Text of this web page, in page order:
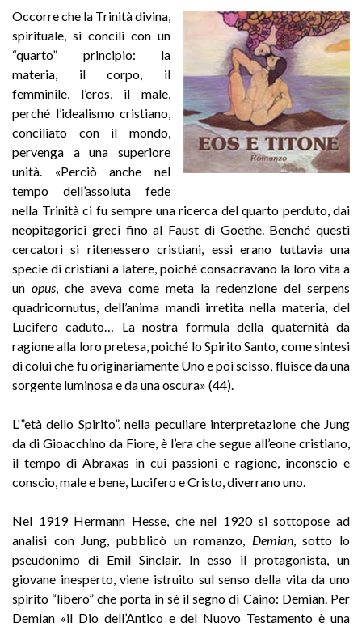
Occorre che la Trinità divina,
spirituale, si concili con un
“quarto” principio: la
materia, il corpo, il
femminile, l’eros, il male,
perché l’idealismo cristiano,
conciliato con il mondo,
pervenga a una superiore
unità. «Perciò anche nel
tempo dell’assoluta fede
nella Trinità ci fu sempre una ricerca del quarto perduto, dai
neopitagorici greci fino al Faust di Goethe. Benché questi
cercatori si ritenessero cristiani, essi erano tuttavia una
specie di cristiani a latere, poiché consacravano la loro vita a
un opus, che aveva come meta la redenzione del serpens
quadricornutus, dell’anima mandi irretita nella materia, del
Lucifero caduto… La nostra formula della quaternità da
ragione alla loro pretesa, poiché lo Spirito Santo, come sintesi
di colui che fu originariamente Uno e poi scisso, fluisce da una
sorgente luminosa e da una oscura» (44).
L'”età dello Spirito”, nella peculiare interpretazione che Jung
da di Gioacchino da Fiore, è l’era che segue all’eone cristiano,
il tempo di Abraxas in cui passioni e ragione, inconscio e
conscio, male e bene, Lucifero e Cristo, diverrano uno.
Nel 1919 Hermann Hesse, che nel 1920 si sottopose ad
analisi con Jung, pubblicò un romanzo, Demian, sotto lo
pseudonimo di Emil Sinclair. In esso il protagonista, un
giovane inesperto, viene istruito sul senso della vita da uno
spirito “libero” che porta in sé il segno di Caino: Demian. Per
Demian «il Dio dell’Antico e del Nuovo Testamento è una